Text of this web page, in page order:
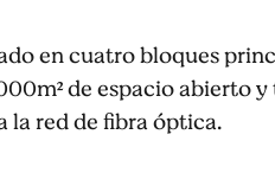
en cuatro bloques
de espacio abierto
la red de fibra óptica.